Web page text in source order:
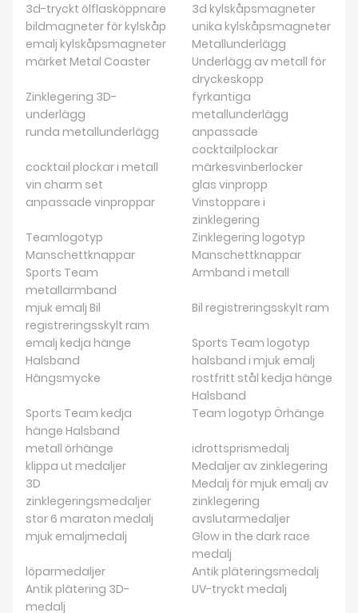
3d-tryckt ölflasköppnare
3d kylskåpsmagneter
bildmagneter för kylskåp
unika kylskåpsmagneter
emalj kylskåpsmagneter
Metallunderlägg
märket Metal Coaster
Underlägg av metall för
dryckeskopp
Zinklegering 3D-
underlägg
fyrkantiga
metallunderlägg
runda metallunderlägg
anpassade
cocktailplockar
cocktail plockar i metall
märkesvinberlocker
vin charm set
glas vinpropp
anpassade vinproppar
Vinstoppare i
zinklegering
Teamlogotyp
Manschettknappar
Zinklegering logotyp
Manschettknappar
Sports Team
metallarmband
Armband i metall
mjuk emalj Bil
registreringsskylt ram
Bil registreringsskylt ram
emalj kedja hänge
Halsband
Sports Team logotyp
halsband i mjuk emalj
Hängsmycke
rostfritt stål kedja hänge
Halsband
Sports Team kedja
hänge Halsband
Team logotyp Örhänge
metall örhänge
idrottsprismedalj
klippa ut medaljer
Medaljer av zinklegering
3D
zinklegeringsmedaljer
Medalj för mjuk emalj av
zinklegering
stor 6 maraton medalj
avslutarmedaljer
mjuk emaljmedalj
Glow in the dark race
medalj
löparmedaljer
Antik pläteringsmedalj
Antik plätering 3D-
medalj
UV-tryckt medalj